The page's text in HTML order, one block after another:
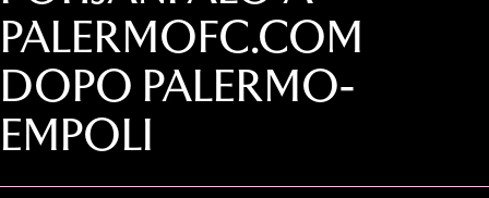
PALERMOFC.COM
DOPO PALERMO-
EMPOLI